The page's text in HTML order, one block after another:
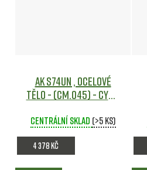
AK S74UN , ocelové
tělo - (CM.045) - CYMA
Centrální sklad (>5 ks)
4 378 Kč